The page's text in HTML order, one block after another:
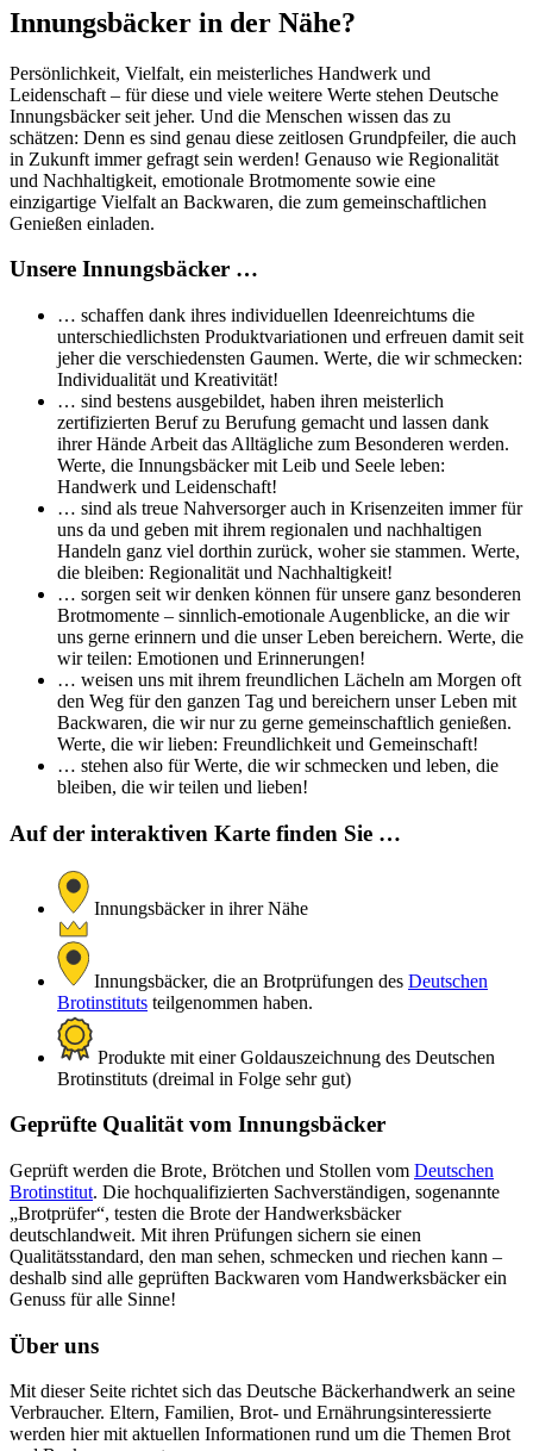
Innungsbäcker in der Nähe?
Persönlichkeit, Vielfalt, ein meisterliches Handwerk und
Leidenschaft – für diese und viele weitere Werte stehen Deutsche
Innungsbäcker seit jeher. Und die Menschen wissen das zu
schätzen: Denn es sind genau diese zeitlosen Grundpfeiler, die auch
in Zukunft immer gefragt sein werden! Genauso wie Regionalität
und Nachhaltigkeit, emotionale Brotmomente sowie eine
einzigartige Vielfalt an Backwaren, die zum gemeinschaftlichen
Genießen einladen.
Unsere Innungsbäcker …
… schaffen dank ihres individuellen Ideenreichtums die
unterschiedlichsten Produktvariationen und erfreuen damit seit
jeher die verschiedensten Gaumen. Werte, die wir schmecken:
Individualität und Kreativität!
… sind bestens ausgebildet, haben ihren meisterlich
zertifizierten Beruf zu Berufung gemacht und lassen dank
ihrer Hände Arbeit das Alltägliche zum Besonderen werden.
Werte, die Innungsbäcker mit Leib und Seele leben:
Handwerk und Leidenschaft!
… sind als treue Nahversorger auch in Krisenzeiten immer für
uns da und geben mit ihrem regionalen und nachhaltigen
Handeln ganz viel dorthin zurück, woher sie stammen. Werte,
die bleiben: Regionalität und Nachhaltigkeit!
… sorgen seit wir denken können für unsere ganz besonderen
Brotmomente – sinnlich-emotionale Augenblicke, an die wir
uns gerne erinnern und die unser Leben bereichern. Werte, die
wir teilen: Emotionen und Erinnerungen!
… weisen uns mit ihrem freundlichen Lächeln am Morgen oft
den Weg für den ganzen Tag und bereichern unser Leben mit
Backwaren, die wir nur zu gerne gemeinschaftlich genießen.
Werte, die wir lieben: Freundlichkeit und Gemeinschaft!
… stehen also für Werte, die wir schmecken und leben, die
bleiben, die wir teilen und lieben!
Auf der interaktiven Karte finden Sie …
Innungsbäcker in ihrer Nähe
Innungsbäcker, die an Brotprüfungen des Deutschen
Brotinstituts teilgenommen haben.
Produkte mit einer Goldauszeichnung des Deutschen
Brotinstituts (dreimal in Folge sehr gut)
Geprüfte Qualität vom Innungsbäcker
Geprüft werden die Brote, Brötchen und Stollen vom Deutschen
Brotinstitut. Die hochqualifizierten Sachverständigen, sogenannte
„Brotprüfer“, testen die Brote der Handwerksbäcker
deutschlandweit. Mit ihren Prüfungen sichern sie einen
Qualitätsstandard, den man sehen, schmecken und riechen kann –
deshalb sind alle geprüften Backwaren vom Handwerksbäcker ein
Genuss für alle Sinne!
Über uns
Mit dieser Seite richtet sich das Deutsche Bäckerhandwerk an seine
Verbraucher. Eltern, Familien, Brot- und Ernährungsinteressierte
werden hier mit aktuellen Informationen rund um die Themen Brot